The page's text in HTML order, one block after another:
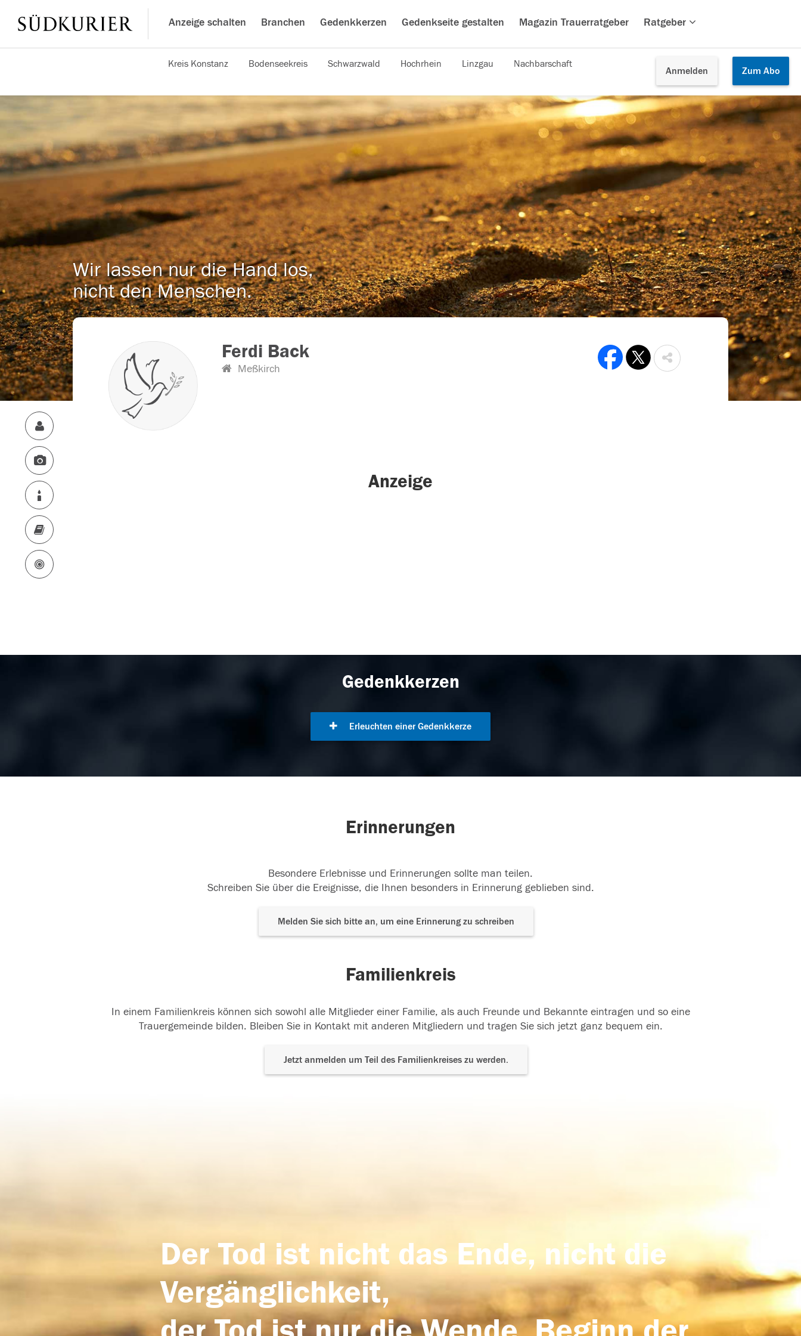
Anzeige schalten Branchen Gedenkkerzen Gedenkseite gestalten Magazin Trauerratgeber Ratgeber
Anmelden Zum Abo
Kreis Konstanz Bodenseekreis Schwarzwald Hochrhein Linzgau Nachbarschaft
Wir lassen nur die Hand los,
nicht den Menschen.
Ferdi Back
Meßkirch
Anzeige
Gedenkkerzen
Erleuchten einer Gedenkkerze
Erinnerungen
Besondere Erlebnisse und Erinnerungen sollte man teilen.
Schreiben Sie über die Ereignisse, die Ihnen besonders in Erinnerung geblieben sind.
Melden Sie sich bitte an, um eine Erinnerung zu schreiben
Familienkreis
In einem Familienkreis können sich sowohl alle Mitglieder einer Familie, als auch Freunde und Bekannte eintragen und so eine
Trauergemeinde bilden. Bleiben Sie in Kontakt mit anderen Mitgliedern und tragen Sie sich jetzt ganz bequem ein.
Jetzt anmelden um Teil des Familienkreises zu werden.
Der Tod ist nicht das Ende, nicht die
Vergänglichkeit,